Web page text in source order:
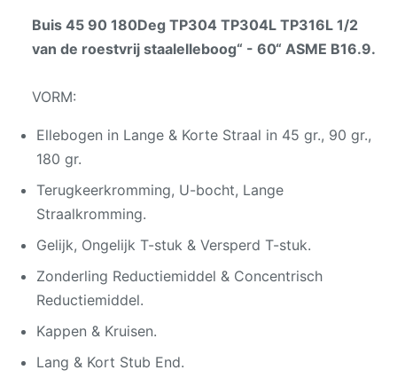
Buis 45 90 180Deg TP304 TP304L TP316L 1/2
van de roestvrij staalelleboog“ - 60“ ASME B16.9.
VORM:
Ellebogen in Lange & Korte Straal in 45 gr., 90 gr.,
180 gr.
Terugkeerkromming, U-bocht, Lange
Straalkromming.
Gelijk, Ongelijk T-stuk & Versperd T-stuk.
Zonderling Reductiemiddel & Concentrisch
Reductiemiddel.
Kappen & Kruisen.
Lang & Kort Stub End.